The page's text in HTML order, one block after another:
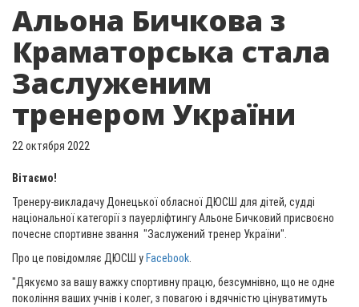
Альона Бичкова з
Краматорська стала
Заслуженим
тренером України
22 октября 2022
Вітаємо!
Тренеру-викладачу Донецької обласної ДЮСШ для дітей, судді
національної категорії з пауерліфтингу Альоне Бичковий присвоєно
почесне спортивне звання "Заслужений тренер України".
Про це повідомляє ДЮСШ у Facebook
"Дякуємо за вашу важку спортивну працю, безсумнівно, що не одне
покоління ваших учнів і колег, з повагою і вдячністю цінуватимуть